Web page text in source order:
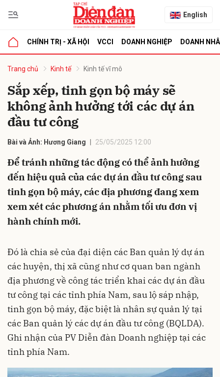
English
CHÍNH TRỊ - XÃ HỘI VCCI DOANH NGHIỆP DOANH
Trang chủ Kinh tế Kinh tế vĩ mô
Sắp xếp, tinh gọn bộ máy sẽ
không ảnh hưởng tới các dự án
đầu tư công
Bài và Ảnh: Hương Giang 25/05/2025 12:00
Để tránh những tác động có thể ảnh hưởng
đến hiệu quả của các dự án đầu tư công sau
tinh gọn bộ máy, các địa phương đang xem
xem xét các phương án nhằm tối ưu đơn vị
hành chính mới.
Đó là chia sẻ của đại diện các Ban quản lý dự án
các huyện, thị xã cũng như cơ quan ban ngành
địa phương về công tác triển khai các dự án đầu
tư công tại các tỉnh phía Nam, sau lộ sáp nhập,
tinh gọn bộ máy, đặc biệt là nhân sự quản lý tại
các Ban quản lý các dự án đầu tư công (BQLDA).
Ghi nhận của PV Diễn đàn Doanh nghiệp tại các
tỉnh phía Nam.
luận
Hủy